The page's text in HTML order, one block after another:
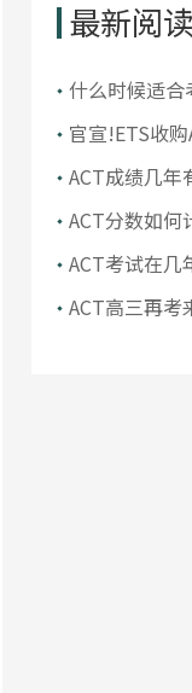
最新阅读
什么时候适合
得及吗
官宣!ETS收
塑，对考生会
ACT成绩几年
ACT分数如何
ACT考试在几
什么时候适合
ACT高三再考